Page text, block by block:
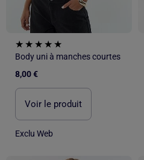
Body uni à manches courtes
8,00 €
Voir le produit
Exclu Web